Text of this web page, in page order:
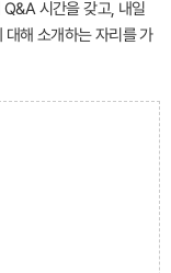
시간을 갖고, 내일
해 소개하는 자리를 가